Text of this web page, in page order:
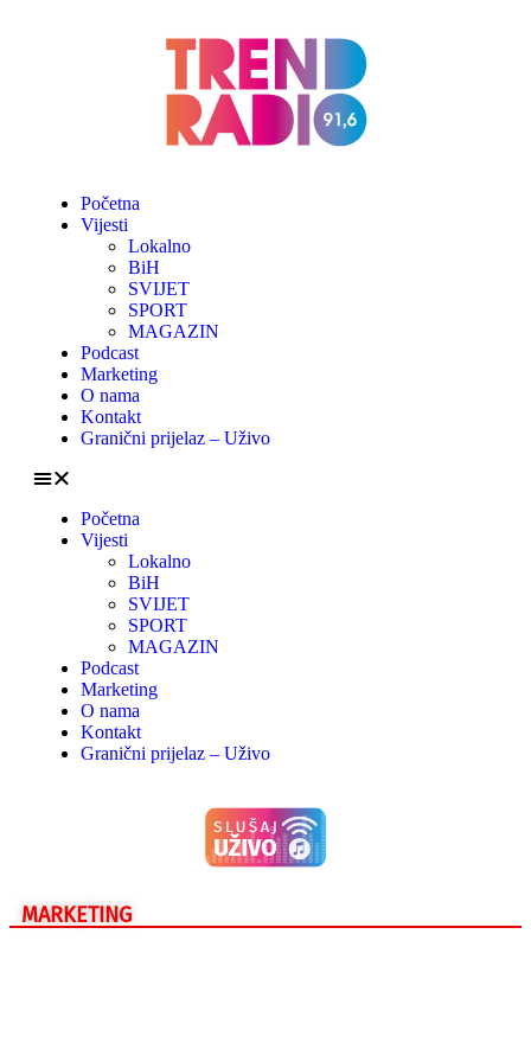
Početna
Vijesti
Lokalno
BiH
SVIJET
SPORT
MAGAZIN
Podcast
Marketing
O nama
Kontakt
Granični prijelaz – Uživo
Početna
Vijesti
Lokalno
BiH
SVIJET
SPORT
MAGAZIN
Podcast
Marketing
O nama
Kontakt
Granični prijelaz – Uživo
MARKETING